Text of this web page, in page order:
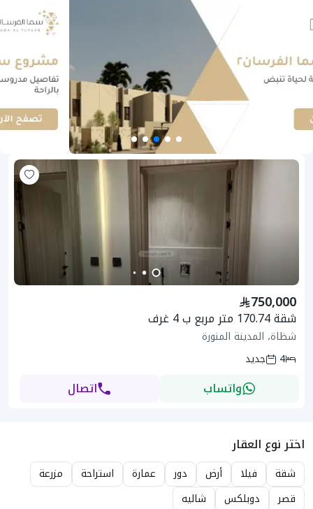
750,000
شقة 170.74 متر مربع ب 4 غرف
شظاة، المدينة المنورة
4
جديد
واتساب اتصال
اختر نوع العقار
شقة فيلا أرض دور عمارة استراحة
مزرعة
قصر
دوبلكس شاليه